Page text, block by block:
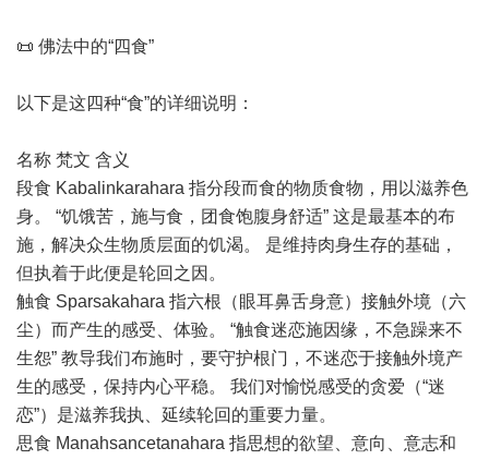
📜 佛法中的“四食”
以下是这四种“食”的详细说明：
名称 梵文 含义
段食 Kabalinkarahara 指分段而食的物质食物，用以滋养色
身。 “饥饿苦，施与食，团食饱腹身舒适” 这是最基本的布
施，解决众生物质层面的饥渴。 是维持肉身生存的基础，
但执着于此便是轮回之因。
触食 Sparsakahara 指六根（眼耳鼻舌身意）接触外境（六
尘）而产生的感受、体验。 “触食迷恋施因缘，不急躁来不
生怨” 教导我们布施时，要守护根门，不迷恋于接触外境产
生的感受，保持内心平稳。 我们对愉悦感受的贪爱（“迷
恋”）是滋养我执、延续轮回的重要力量。
思食 Manahsancetanahara 指思想的欲望、意向、意志和